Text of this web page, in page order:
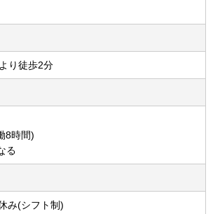
り徒歩2分
8時間)
る
み(シフト制)